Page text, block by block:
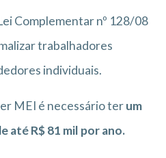
Complementar nº 128/08
trabalhadores
individuais.
MEI é necessário terum
até R$ 81 mil por ano.